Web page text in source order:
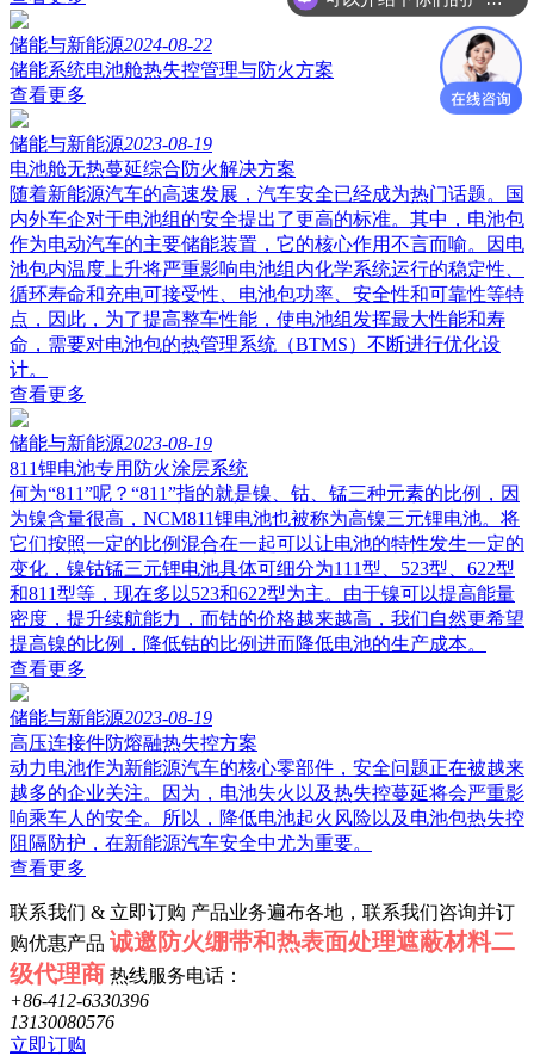
储能与新能源2024-08-22
储能系统电池舱热失控管理与防火方案
查看更多
储能与新能源2023-08-19
电池舱无热蔓延综合防火解决方案
随着新能源汽车的高速发展，汽车安全已经成为热门话题。国
内外车企对于电池组的安全提出了更高的标准。其中，电池包
作为电动汽车的主要储能装置，它的核心作用不言而喻。因电
池包内温度上升将严重影响电池组内化学系统运行的稳定性、
循环寿命和充电可接受性、电池包功率、安全性和可靠性等特
点，因此，为了提高整车性能，使电池组发挥最大性能和寿
命，需要对电池包的热管理系统（BTMS）不断进行优化设
计。
查看更多
储能与新能源2023-08-19
811锂电池专用防火涂层系统
何为“811”呢？“811”指的就是镍、钴、锰三种元素的比例，因
为镍含量很高，NCM811锂电池也被称为高镍三元锂电池。将
它们按照一定的比例混合在一起可以让电池的特性发生一定的
变化，镍钴锰三元锂电池具体可细分为111型、523型、622型
和811型等，现在多以523和622型为主。由于镍可以提高能量
密度，提升续航能力，而钴的价格越来越高，我们自然更希望
提高镍的比例，降低钴的比例进而降低电池的生产成本。
查看更多
储能与新能源2023-08-19
高压连接件防熔融热失控方案
动力电池作为新能源汽车的核心零部件，安全问题正在被越来
越多的企业关注。因为，电池失火以及热失控蔓延将会严重影
响乘车人的安全。所以，降低电池起火风险以及电池包热失控
阻隔防护，在新能源汽车安全中尤为重要。
查看更多
联系我们 & 立即订购 产品业务遍布各地，联系我们咨询并订
购优惠产品 诚邀防火绷带和热表面处理遮蔽材料二
级代理商 热线服务电话：
+86-412-6330396
13130080576
立即订购